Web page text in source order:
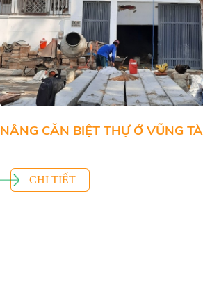
NÂNG CĂN BIỆT THỰ Ở VŨNG
CHI TIẾT